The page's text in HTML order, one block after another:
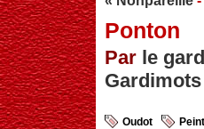
Ponton
Par le
Gardimots
Oudot